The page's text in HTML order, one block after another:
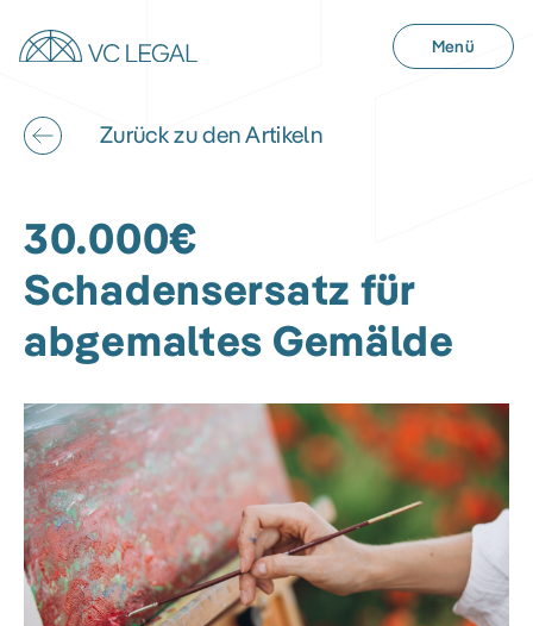
Menü
Zurück zu den Artikeln
30.000€
Schadensersatz für
abgemaltes Gemälde